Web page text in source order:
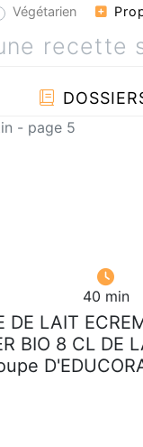
Végétarien
- page 5
40 min
DE LAIT
BIO 8 CL DE